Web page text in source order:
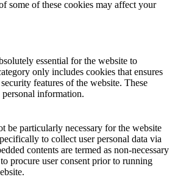
some of these cookies may affect your
essential for the website to
only includes cookies that ensures
features of the website. These
information.
be particularly necessary for the website
to collect user personal data via
contents are termed as non-necessary
procure user consent prior to running